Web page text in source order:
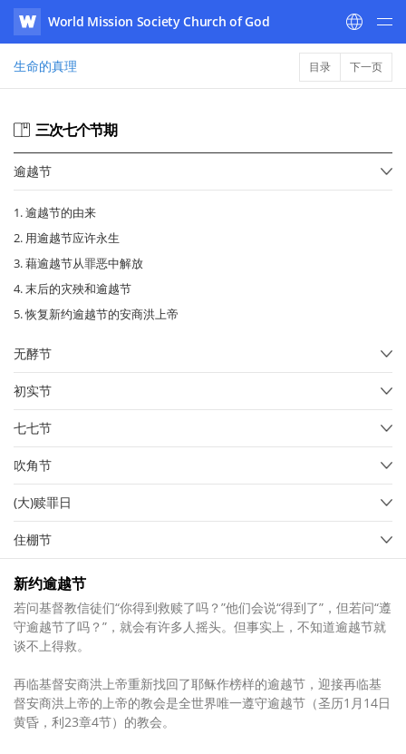
WATV
World Mission Society Church of God
生命的真理 目录 下一页
三次七个节期
逾越节
1. 逾越节的由来
2. 用逾越节应许永生
3. 藉逾越节从罪恶中解放
4. 末后的灾殃和逾越节
5. 恢复新约逾越节的安商洪上帝
无酵节
初实节
七七节
吹角节
(大)赎罪日
住棚节
新约逾越节
若问基督教信徒们“你得到救赎了吗？”他们会说“得到了”，但若问“遵
守逾越节了吗？”，就会有许多人摇头。但事实上，不知道逾越节就
谈不上得救。
再临基督安商洪上帝重新找回了耶稣作榜样的逾越节，迎接再临基
督安商洪上帝的上帝的教会是全世界唯一遵守逾越节（圣历1月14日
黄昏，利23章4节）的教会。